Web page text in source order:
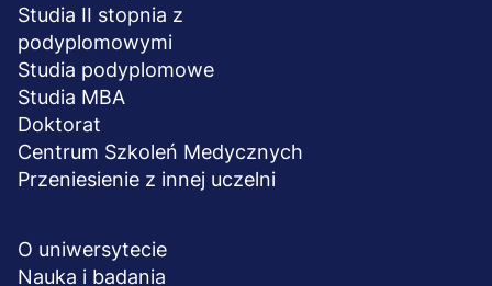
Studia II stopnia z
podyplomowymi
Studia podyplomowe
Studia MBA
Doktorat
Centrum Szkoleń Medycznych
Przeniesienie z innej uczelni
O uniwersytecie
Nauka i badania